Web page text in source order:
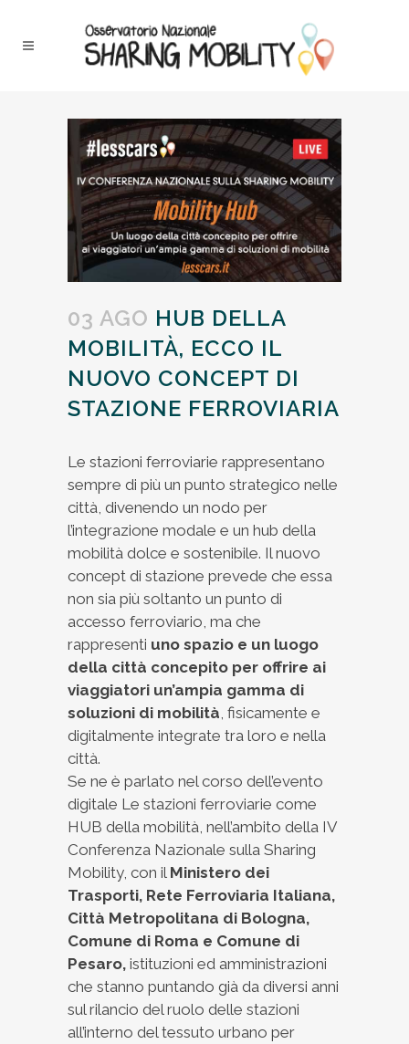
03 AGO HUB DELLA
MOBILITÀ, ECCO IL
NUOVO CONCEPT DI
STAZIONE FERROVIARIA
Le stazioni ferroviarie rappresentano
sempre di più un punto strategico nelle
città, divenendo un nodo per
l’integrazione modale e un hub della
mobilità dolce e sostenibile. Il nuovo
concept di stazione prevede che essa
non sia più soltanto un punto di
accesso ferroviario, ma che
rappresenti uno spazio e un luogo
della città concepito per offrire ai
viaggiatori un’ampia gamma di
soluzioni di mobilità, fisicamente e
digitalmente integrate tra loro e nella
città.
Se ne è parlato nel corso dell’evento
digitale Le stazioni ferroviarie come
HUB della mobilità, nell’ambito della IV
Conferenza Nazionale sulla Sharing
Mobility, con il Ministero dei
Trasporti, Rete Ferroviaria Italiana,
Città Metropolitana di Bologna,
Comune di Roma e Comune di
Pesaro, istituzioni ed amministrazioni
che stanno puntando già da diversi anni
sul rilancio del ruolo delle stazioni
all’interno del tessuto urbano per